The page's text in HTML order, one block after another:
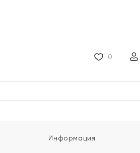
0
Информация